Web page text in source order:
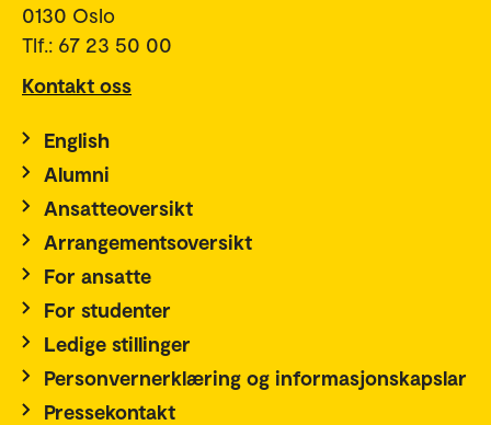
0130 Oslo
Tlf.: 67 23 50 00
Kontakt oss
English
Alumni
Ansatteoversikt
Arrangementsoversikt
For ansatte
For studenter
Ledige stillinger
Personvernerklæring og informasjonskapslar
Pressekontakt